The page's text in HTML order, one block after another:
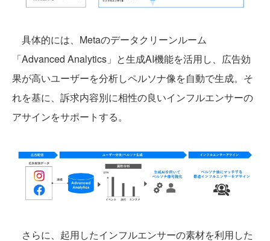
具体的には、Metaのデータクリーンルーム
「Advanced Analytics」と生成AI機能を活用し、広告効
果が高いユーザーを分析しペルソナ像を自動で生成。そ
れを基に、訴求内容別に相性の良いインフルエンサーの
アサインをサポートする。
さらに、起用したインフルエンサーの素材を利用した